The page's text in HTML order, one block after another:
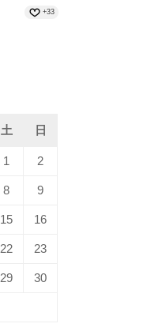
+33
土 日
1 2
8 9
15 16
22 23
29 30